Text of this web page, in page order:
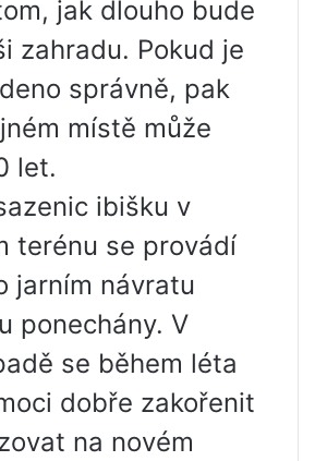
jak dlouho bude
zahradu. Pokud je
správně, pak
místě může
let.
ibišku v
terénu se provádí
jarním návratu
ponechány. V
se během léta
dobře zakořenit
na novém